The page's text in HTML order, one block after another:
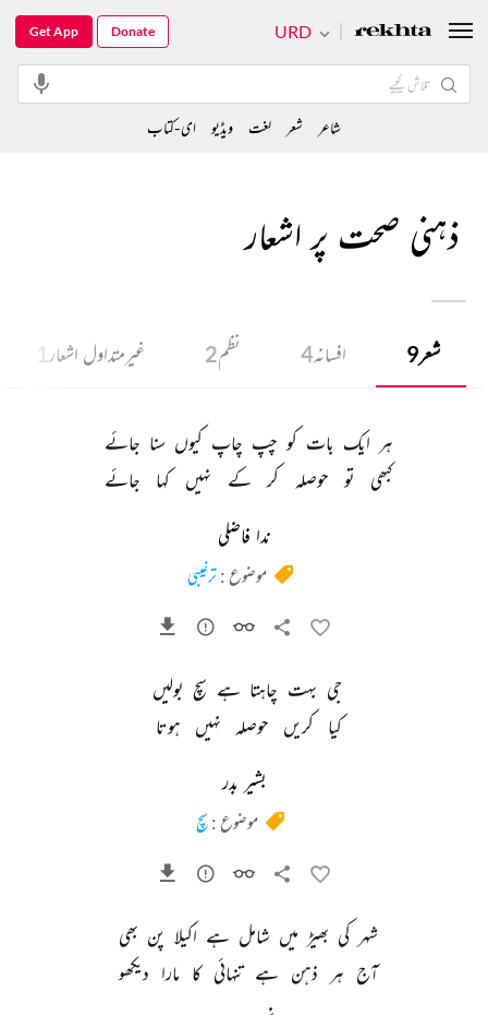
ذہنی صحت پر اشعار
شعر9 افسانہ4 نظم2 غیرمتداول اشعار1
ہر ایک بات کو چپ چاپ کیوں سنا جائے
کبھی
تو حوصلہ کر کے نہیں کہا جائے
ندا فاضلی
موضوع :ترغیبی
جی بہت چاہتا ہے سچ بولیں
کیا
کریں حوصلہ نہیں ہوتا
بشیر بدر
موضوع :سچ
شہر کی بھیڑ میں شامل ہے اکیلا پن بھی
آج ہر ذہن ہے تنہائی کا مارا دیکھو
URD
Get App Donate
شاعر شعر لغت ویڈیو ای-کتاب